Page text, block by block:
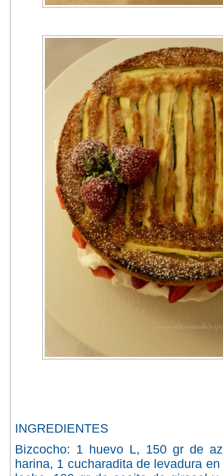
INGREDIENTES
Bizcocho: 1 huevo L, 150 gr de
harina, 1 cucharadita de levadura